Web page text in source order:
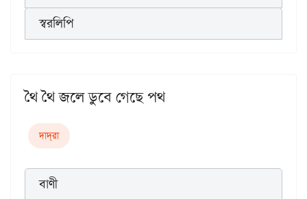
স্বরলিপি
থৈ থৈ জলে ডুবে গেছে পথ
দাদ্‌রা
বাণী